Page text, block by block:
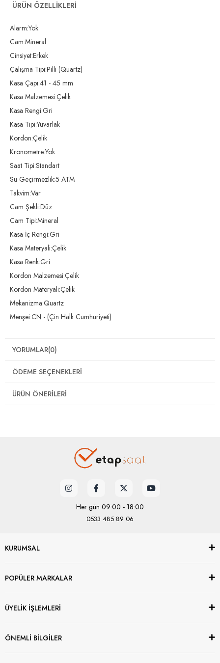
ÜRÜN ÖZELLIKLERI
Alarm:Yok
Cam:Mineral
Cinsiyet:Erkek
Çalışma Tipi:Pilli (Quartz)
Kasa Çapı:41 - 45 mm
Kasa Malzemesi:Çelik
Kasa Rengi:Gri
Kasa Tipi:Yuvarlak
Kordon:Çelik
Kronometre:Yok
Saat Tipi:Standart
Su Geçirmezlik:5 ATM
Takvim:Var
Cam Şekli:Düz
Cam Tipi:Mineral
Kasa İç Rengi:Gri
Kasa Materyali:Çelik
Kasa Renk:Gri
Kordon Malzemesi:Çelik
Kordon Materyali:Çelik
Mekanizma:Quartz
Menşei:CN - (Çin Halk Cumhuriyeti)
YORUMLAR(0)
ÖDEME SEÇENEKLERI
ÜRÜN ÖNERILERI
Her gün 09:00 - 18:00
0533 485 89 06
KURUMSAL
POPÜLER MARKALAR
ÜYELİK İŞLEMLERİ
ÖNEMLİ BİLGİLER